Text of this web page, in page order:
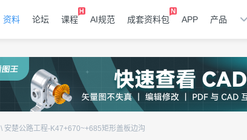
资料 论坛 课程 AI规范 成套资料包 APP 产品
\ 安楚公路工程-K47+670~+685矩形盖板边沟